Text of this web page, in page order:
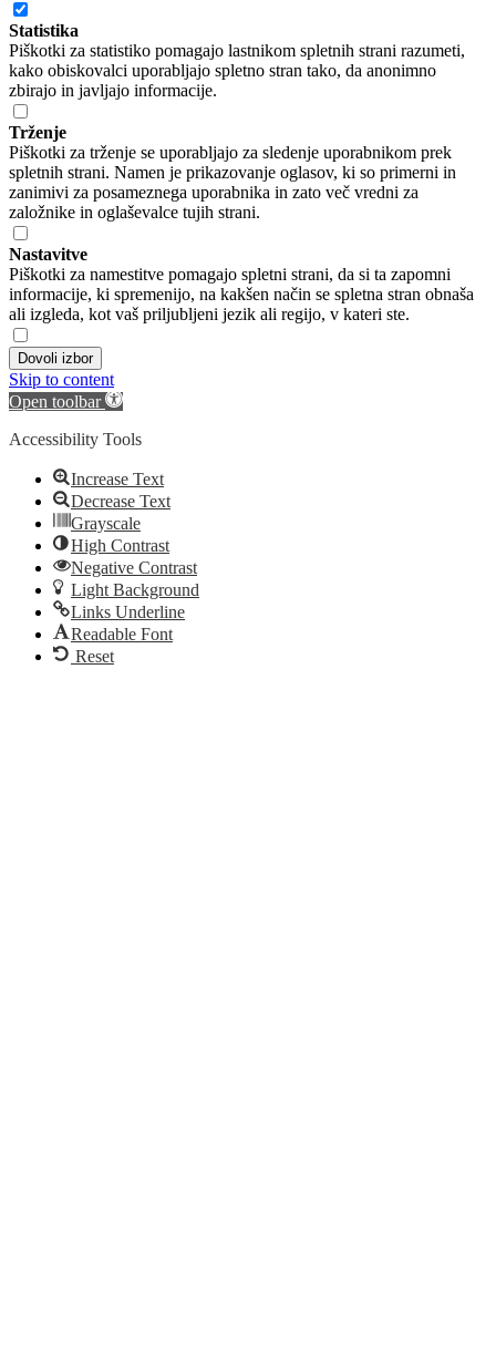
Statistika
Piškotki za statistiko pomagajo lastnikom spletnih strani razumeti,
kako obiskovalci uporabljajo spletno stran tako, da anonimno
zbirajo in javljajo informacije.
Trženje
Piškotki za trženje se uporabljajo za sledenje uporabnikom prek
spletnih strani. Namen je prikazovanje oglasov, ki so primerni in
zanimivi za posameznega uporabnika in zato več vredni za
založnike in oglaševalce tujih strani.
Nastavitve
Piškotki za namestitve pomagajo spletni strani, da si ta zapomni
informacije, ki spremenijo, na kakšen način se spletna stran obnaša
ali izgleda, kot vaš priljubljeni jezik ali regijo, v kateri ste.
Dovoli izbor
Skip to content
Open toolbar
Accessibility Tools
Increase Text
Decrease Text
Grayscale
High Contrast
Negative Contrast
Light Background
Links Underline
Readable Font
Reset